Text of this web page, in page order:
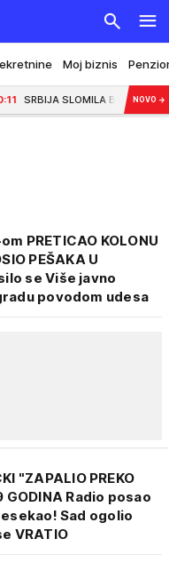
Moj biznis
SLOMILA BRAZIL ZANOVO →
PRETICAO KOLONU
PEŠAKA U
se Više javno
povodom udesa
"ZAPALIO PREKO
GODINA Radio posao
Sad ogolio
VRATIO